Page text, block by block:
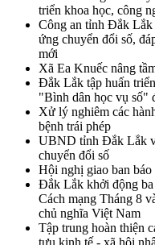
triển khoa học, công
Công an tỉnh Đắk Lắk
ứng chuyển đổi số,
mới
Xã Ea Knuếc nâng
Đắk Lắk tập huấn
"Bình dân học vụ số"
Xử lý nghiêm các
bệnh trái phép
UBND tỉnh Đắk Lắk
chuyển đổi số
Hội nghị giao ban
Đắk Lắk khởi động
Cách mạng Tháng 8
chủ nghĩa Việt Nam
Tập trung hoàn thiện